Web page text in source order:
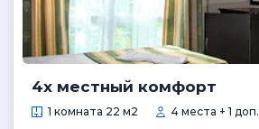
4х местный комфорт
1 комната 22 м2 4 места + 1 доп.